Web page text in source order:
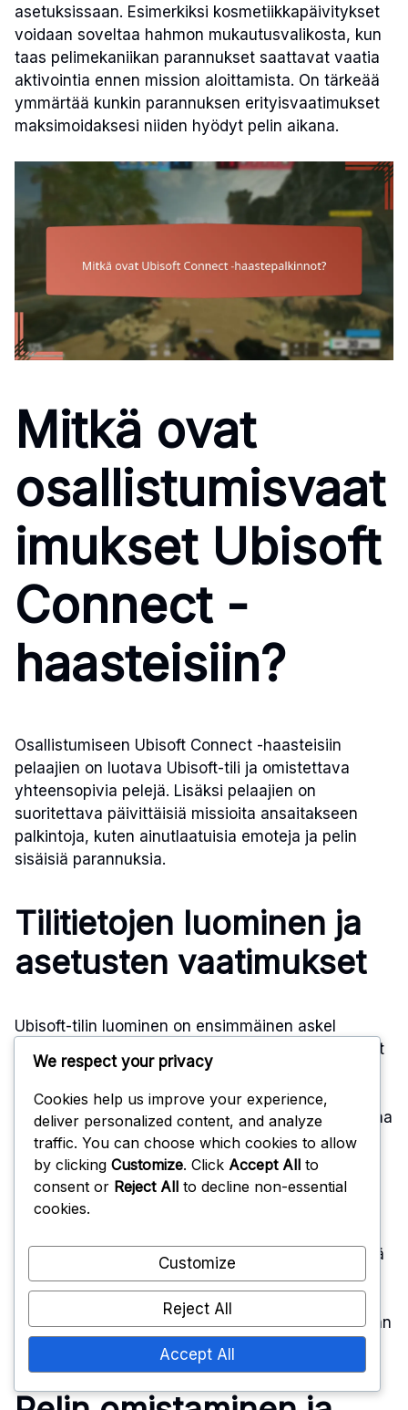
asetuksissaan. Esimerkiksi kosmetiikkapäivitykset
voidaan soveltaa hahmon mukautusvalikosta, kun
taas pelimekaniikan parannukset saattavat vaatia
aktivointia ennen mission aloittamista. On tärkeää
ymmärtää kunkin parannuksen erityisvaatimukset
maksimoidaksesi niiden hyödyt pelin aikana.
Mitkä ovat
osallistumisvaat
imukset Ubisoft
Connect -
haasteisiin?
Osallistumiseen Ubisoft Connect -haasteisiin
pelaajien on luotava Ubisoft-tili ja omistettava
yhteensopivia pelejä. Lisäksi pelaajien on
suoritettava päivittäisiä missioita ansaitakseen
palkintoja, kuten ainutlaatuisia emoteja ja pelin
sisäisiä parannuksia.
Tilitietojen luominen ja
asetusten vaatimukset
Ubisoft-tilin luominen on ensimmäinen askel
Connect-haasteiden käyttämiseen. Pelaajat voivat
rekisteröityä ilmaiseksi Ubisoftin verkkosivustolla
tai Ubisoft Connect -sovelluksessa.
Rekisteröitymisen jälkeen käyttäjien tulisi vahvistaa
sähköpostiosoitteensa aktivoidakseen tilinsä
täysin.
Tilitietojen luomisen jälkeen pelaajien tulisi
oikein, mukaan lukien minkä tahansa käyttämänsä
pelialustan, kuten PlayStationin tai Xboxin,
linkittäminen. Tämä linkitys mahdollistaa
edistymisen ja palkintojen saumattoman seurannan
We respect your privacy
Cookies help us improve your experience,
deliver personalized content, and analyze
traffic. You can choose which cookies to allow
by clicking Customize. Click Accept All to
consent or Reject All to decline non-essential
cookies.
Customize
Reject All
Accept All